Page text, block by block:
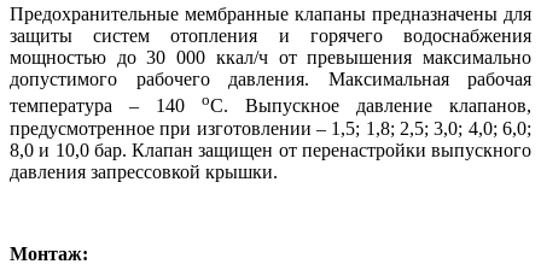
Предохранительные мембранные клапаны предназначены для
защиты систем отопления и горячего водоснабжения
мощностью до 30 000 ккал/ч от превышения максимально
допустимого рабочего давления. Максимальная рабочая
температура – 140 оС. Выпускное давление клапанов,
предусмотренное при изготовлении – 1,5; 1,8; 2,5; 3,0; 4,0; 6,0;
8,0 и 10,0 бар. Клапан защищен от перенастройки выпускного
давления запрессовкой крышки.
Монтаж: